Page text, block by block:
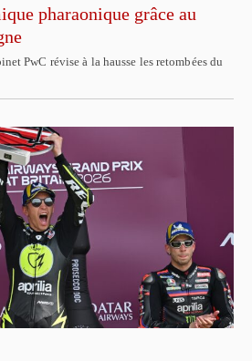
pharaonique grâce au
PwC révise à la hausse les retombées du